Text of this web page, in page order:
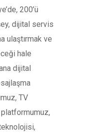
200’ü
dijital servis
ulaştırmak ve
hale
dijital
TV
platformumuz,